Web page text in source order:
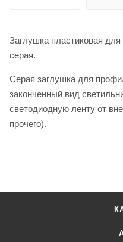
Заглушка пластиковая
серая.
Серая заглушка для
законченный вид
светодиодную ленту от
прочего).